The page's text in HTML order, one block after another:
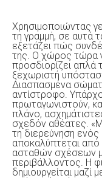
Χρησιμοποιώντας
τη γραμμή, σε αυτά
εξετάζει πώς
της. Ο χώρος τώρα
προσδιορίζει απλά
ξεχωριστή
Διασπασμένα
αντίστροφο.
πρωταγωνιστούν,
πλάνο,
σχεδόν αθέατες.
τη διερεύνηση
αποκαλύπτεται από
ασταθών σχέσεων
περιβάλλοντος. Η
δημιουργείται